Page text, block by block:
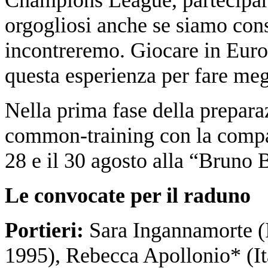
orgogliosi anche se siamo
incontreremo. Giocare in
questa esperienza per fare
Nella prima fase della
common-training con la
28 e il 30 agosto alla “Bruno
Le convocate per il raduno
Portieri: Sara Ingannamorte
1995), Rebecca Apollonio*